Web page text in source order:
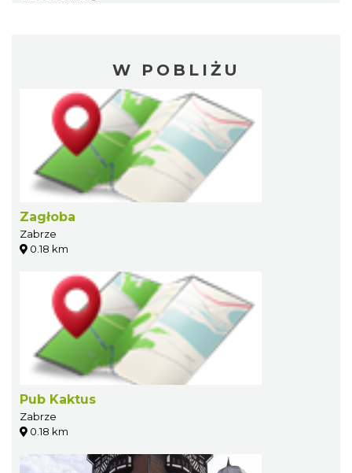
W POBLIŻU
Zagłoba
Zabrze
0.18 km
Pub Kaktus
Zabrze
0.18 km